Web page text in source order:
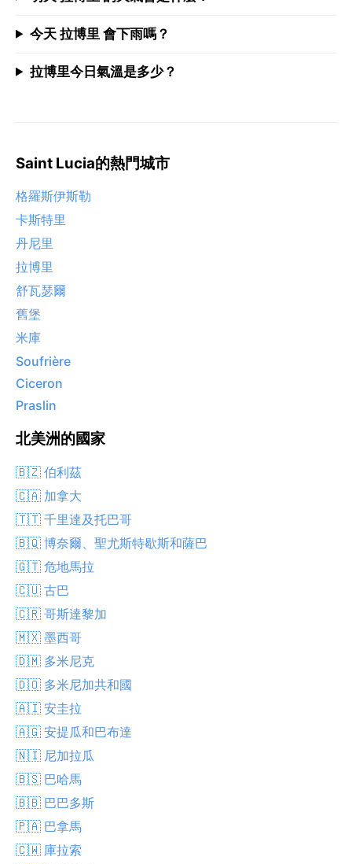
今天 拉博里 會下雨嗎？
拉博里今日氣溫是多少？
Saint Lucia的熱門城市
格羅斯伊斯勒
卡斯特里
丹尼里
拉博里
舒瓦瑟爾
舊堡
米庫
Soufrière
Ciceron
Praslin
北美洲的國家
🇧🇿 伯利茲
🇨🇦 加拿大
🇹🇹 千里達及托巴哥
🇧🇶 博奈爾、聖尤斯特歇斯和薩巴
🇬🇹 危地馬拉
🇨🇺 古巴
🇨🇷 哥斯達黎加
🇲🇽 墨西哥
🇩🇲 多米尼克
🇩🇴 多米尼加共和國
🇦🇮 安圭拉
🇦🇬 安提瓜和巴布達
🇳🇮 尼加拉瓜
🇧🇸 巴哈馬
🇧🇧 巴巴多斯
🇵🇦 巴拿馬
🇨🇼 庫拉索